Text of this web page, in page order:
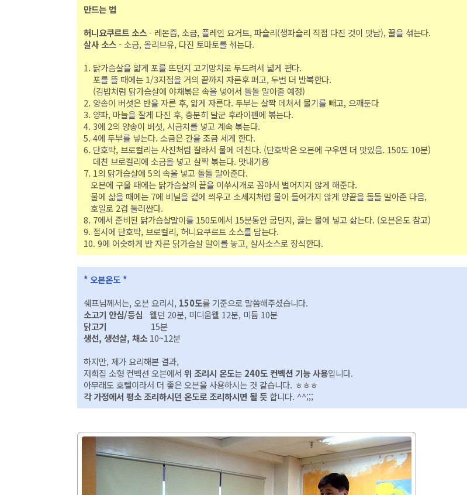
만드는 법
허니요쿠르트 소스- 레몬즙, 소금, 플레인 요거트, 파슬리(생파슬리 직접 다진 것이 맛남), 꿀을 섞는다.
살사 소스- 소금, 올리브유, 다진 토마토를 섞는다.
1. 닭가슴살을 얇게 포를 뜨던지 고기망치로 두드려서 넓게 편다.
포를 뜰 때에는 1/3지점을 거의 끝까지 자른후 펴고, 두번 더 반복한다.
(김밥처럼 닭가슴살에 야채볶은 속을 넣어서 돌돌 말아줄 예정)
2. 양송이 버섯은 반을 자른 후, 얇게 자른다. 두부는 살짝 데쳐서 물기를 빼고, 으깨둔다
3. 양파, 마늘을 잘게 다진 후, 충분히 달군 후라이펜에 볶는다.
4. 3에 2의 양송이 버섯, 시금치를 넣고 계속 볶는다.
5. 4에 두부를 넣는다. 소금은 간을 조금 세게 한다.
6. 단호박, 브로컬리는 사진처럼 잘라서 물에 데친다. (단호박은 오븐에 구우면 더 맛있음. 150도 10분)
데친 브로컬리에 소금을 넣고 살짝 볶는다. 맛내기용
7. 1의 닭가슴살에 5의 속을 넣고 돌돌 말아준다.
오븐에 구울 때에는 닭가슴살의 끝을 이쑤시개로 꼽아서 벌어지지 않게 해준다.
물에 삶을 때에는 7에 비닐을 겉에 씌우고 소세지처럼 물이 들어가지 않게 양끝을 돌돌 말아준 다음,
호일로 2겹 둘러싼다.
8. 7에서 준비된 닭가슴살말이를 150도에서 15분동안 굽던지, 끓는 물에 넣고 삶는다. (오븐온도 참고)
9. 접시에 단호박, 브로컬리, 허니요쿠르트 소스를 담는다.
10. 9에 어슷하게 반 자른 닭가슴살 말이를 놓고, 살사소스로 장식한다.
* 오븐온도 *
쉐프님께서는, 오븐 요리시, 150도를 기준으로 말씀해주셨습니다.
소고기 안심/등심 웰던 20분, 미디움웰 12분, 미듐 10분
닭고기 15분
생선, 생선살, 채소10~12분
하지만, 제가 요리해본 결과,
저희집 소형 컨벡션 오븐에서 위 조리시 온도는 240도 컨벡션 기능 사용입니다.
아무래도 호텔이라서 더 좋은 오븐을 사용하시는 것 같습니다. ㅎㅎㅎ
각 가정에서 평소 조리하시던 온도로 조리하시면 될 듯 합니다. ^^;;;